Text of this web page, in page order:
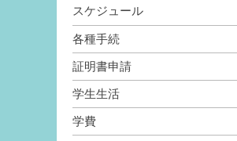
スケジュール
各種手続
証明書申請
学生生活
学費